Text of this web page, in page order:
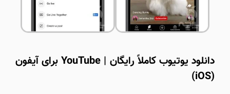
دانلود یوتیوب کاملاً رایگان | YouTube برای آیفون
(iOS)